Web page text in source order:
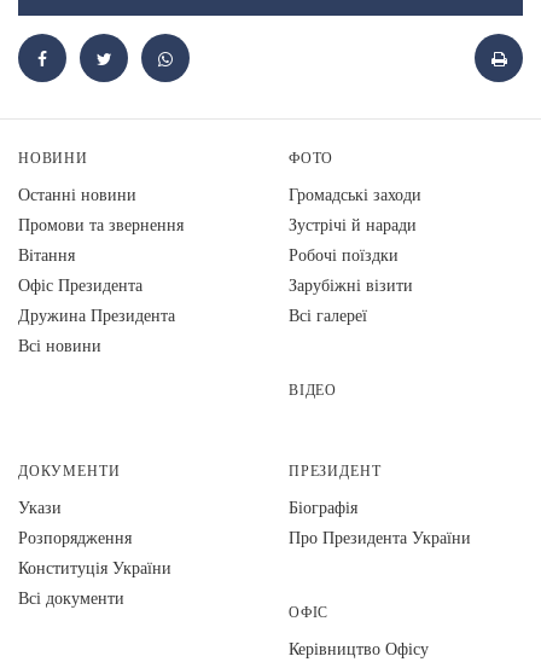
НОВИНИ
Останні новини
Промови та звернення
Вiтання
Офіс Президента
Дружина Президента
Всі новини
ФОТО
Громадські заходи
Зустрічі й наради
Робочі поїздки
Зарубіжні візити
Всі галереї
ВІДЕО
ДОКУМЕНТИ
Укази
Розпорядження
Конституція України
Всі документи
ПРЕЗИДЕНТ
Біографія
Про Президента України
ОФІС
Керівництво Офісу